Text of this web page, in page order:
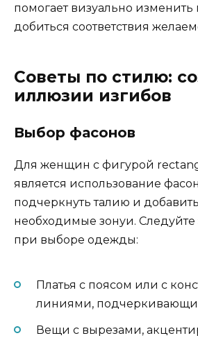
помогает визуально
добиться соответствия
Советы по стилю:
иллюзии изгибов
Выбор фасонов
Для женщин с фигурой
является использование
подчеркнуть талию и
необходимые зонуи. Следуйте
при выборе одежды:
Платья с поясом или с
линиями,
Вещи с вырезами,